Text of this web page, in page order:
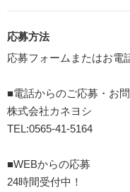
応募方法
応募フォームまたはお電
■電話からのご応募・お
株式会社カネヨシ
TEL:0565-41-5164
■WEBからの応募
24時間受付中！